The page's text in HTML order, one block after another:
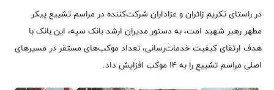
در راستای تکریم زائران و عزاداران شرکت‌کننده در مراسم تشییع پیکر
مطهر رهبر شهید امت، به دستور مدیران ارشد بانک سپه، این بانک با
هدف ارتقای کیفیت خدمات‌رسانی، تعداد موکب‌های مستقر در مسیرهای
اصلی مراسم تشییع را به ۱۴ موکب افزایش داد.